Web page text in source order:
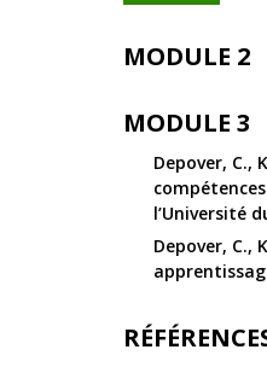
MODULE 2
MODULE 3
Depover, C.,
l’Université
Depover, C.,